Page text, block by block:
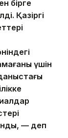
бірге
Қазіргі
үшін
— деп